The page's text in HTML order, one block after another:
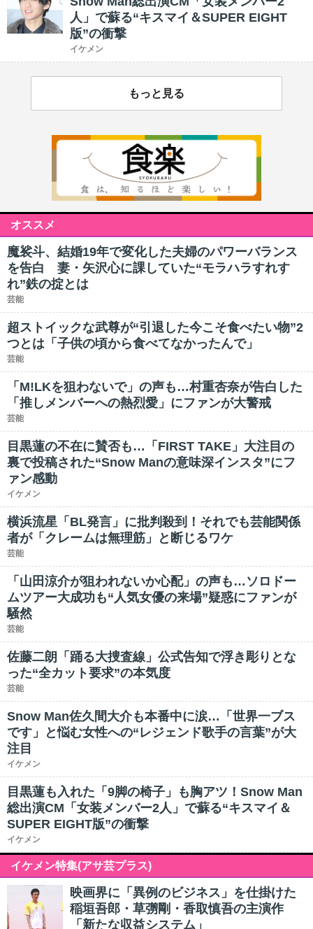
人」で蘇る“キスマイ＆SUPER EIGHT
版”の衝撃
イケメン
もっと見る
オススメ
魔裟斗、結婚19年で変化した夫婦のパワーバランス
を告白 妻・矢沢心に課していた“モラハラすれす
れ”鉄の掟とは
芸能
超ストイックな武尊が“引退した今こそ食べたい物”2
つとは「子供の頃から食べてなかったんで」
芸能
「M!LKを狙わないで」の声も…村重杏奈が告白した
「推しメンバーへの熱烈愛」にファンが大警戒
芸能
目黒蓮の不在に賛否も…「FIRST TAKE」大注目の
裏で投稿された“Snow Manの意味深インスタ”にフ
ァン感動
イケメン
横浜流星「BL発言」に批判殺到！それでも芸能関係
者が「クレームは無理筋」と断じるワケ
芸能
「山田涼介が狙われないか心配」の声も…ソロドー
ムツアー大成功も“人気女優の来場”疑惑にファンが
騒然
芸能
佐藤二朗「踊る大捜査線」公式告知で浮き彫りとな
った“全カット要求”の本気度
芸能
Snow Man佐久間大介も本番中に涙…「世界一ブス
です」と悩む女性への“レジェンド歌手の言葉”が大
注目
イケメン
目黒蓮も入れた「9脚の椅子」も胸アツ！Snow Man
総出演CM「女装メンバー2人」で蘇る“キスマイ＆
SUPER EIGHT版”の衝撃
イケメン
イケメン特集(アサ芸プラス)
映画界に「異例のビジネス」を仕掛けた
稲垣吾郎・草彅剛・香取慎吾の主演作
「新たな収益システム」